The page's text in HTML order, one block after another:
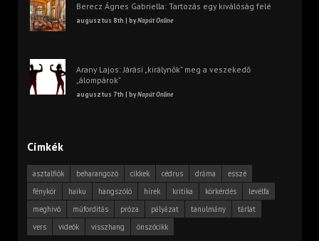
Berecz Ágnes Gabriella: Tartozás egy kiválóság felé
augusztus 8th | byNapút Online
Arany Lajos: Járási „királynők” meg a veszekedő
„álompárok”
augusztus 7th | byNapút Online
Címkék
asztalfiók beharangozó cikkek cédrus dráma
esszé
fénykör
haiku hangszóló hírek kritika körkérdés
levélfa
meghívó
műfordítás próza pályázat tanulmány
tárlat
vers
videók visszhang önszócikk